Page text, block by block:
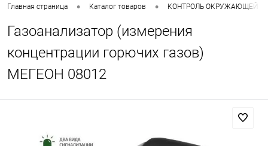
Главная страница • Каталог товаров • КОНТРОЛЬ ОКРУЖАЮЩЕЙ
Газоанализатор (измерения
концентрации горючих газов)
МЕГЕОН 08012